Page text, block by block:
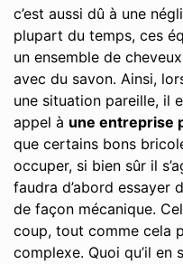
c’est aussi dû à une
plupart du temps, ces
un ensemble de
avec du savon. Ainsi,
une situation pareille, il
appel à une entreprise
que certains bons
occuper, si bien sûr il
faudra d’abord essayer
de façon mécanique.
coup, tout comme cela
complexe. Quoi qu’il en